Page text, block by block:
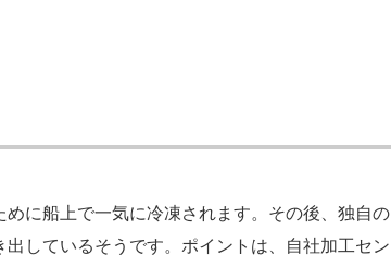
に船上で一気に冷凍されます。その後、独自の
しているそうです。ポイントは、自社加工セン